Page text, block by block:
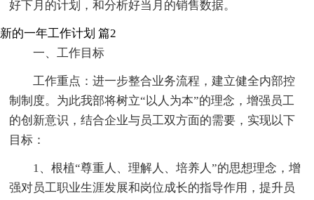
好下月的计划，和分析好当月的销售数据。
新的一年工作计划 篇2
一、工作目标
工作重点：进一步整合业务流程，建立健全内部控
制制度。为此我部将树立“以人为本”的理念，增强员工
的创新意识，结合企业与员工双方面的需要，实现以下
目标：
1、根植“尊重人、理解人、培养人”的思想理念，增
强对员工职业生涯发展和岗位成长的指导作用，提升员